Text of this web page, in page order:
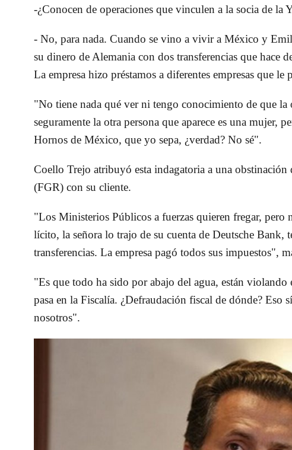
-¿Conocen de operaciones que vinculen a la socia de la
- No, para nada. Cuando se vino a vivir a México y
su dinero de Alemania con dos transferencias que hace
La empresa hizo préstamos a diferentes empresas que
"No tiene nada qué ver ni tengo conocimiento de que la
seguramente la otra persona que aparece es una mujer,
Hornos de México, que yo sepa, ¿verdad? No sé".
Coello Trejo atribuyó esta indagatoria a una obstinación
(FGR) con su cliente.
"Los Ministerios Públicos a fuerzas quieren fregar, pero
lícito, la señora lo trajo de su cuenta de Deutsche Bank,
transferencias. La empresa pagó todos sus impuestos",
"Es que todo ha sido por abajo del agua, están
pasa en la Fiscalía. ¿Defraudación fiscal de dónde? Eso
nosotros".